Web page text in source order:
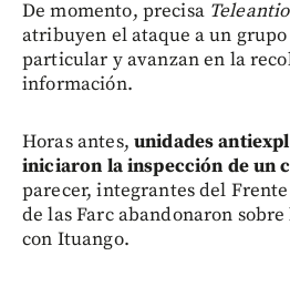
De momento, precisa
atribuyen el ataque a un
particular y avanzan en la
información.
Horas antes, unidades
iniciaron la inspección de un
parecer, integrantes del
de las Farc abandonaron
con Ituango.